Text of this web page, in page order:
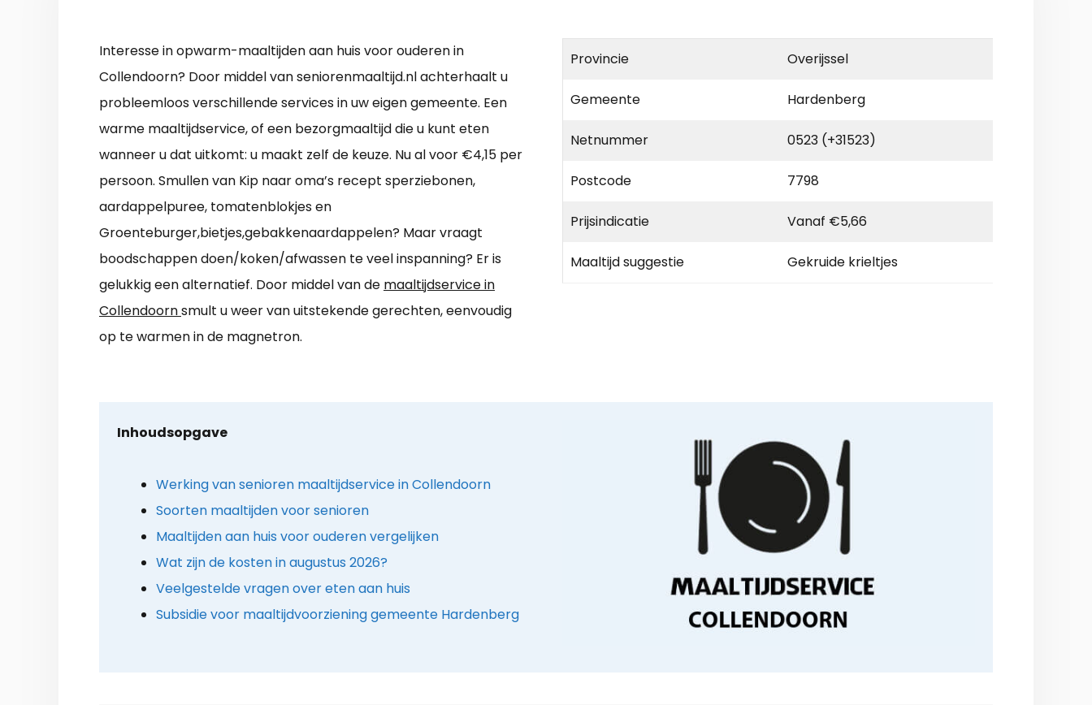
Interesse in opwarm-maaltijden aan huis voor ouderen in
Collendoorn? Door middel van seniorenmaaltijd.nl achterhaalt u
probleemloos verschillende services in uw eigen gemeente. Een
warme maaltijdservice, of een bezorgmaaltijd die u kunt eten
wanneer u dat uitkomt: u maakt zelf de keuze. Nu al voor €4,15 per
persoon. Smullen van Kip naar oma’s recept sperziebonen,
aardappelpuree, tomatenblokjes en
Groenteburger,bietjes,gebakkenaardappelen? Maar vraagt
boodschappen doen/koken/afwassen te veel inspanning? Er is
gelukkig een alternatief. Door middel van de maaltijdservice in
Collendoornsmult u weer van uitstekende gerechten, eenvoudig
op te warmen in de magnetron.
Provincie Overijssel
Gemeente Hardenberg
Netnummer 0523 (+31523)
Postcode 7798
Prijsindicatie Vanaf €5,66
Maaltijd suggestie Gekruide krieltjes
Inhoudsopgave
Werking van senioren maaltijdservice in Collendoorn
Soorten maaltijden voor senioren
Maaltijden aan huis voor ouderen vergelijken
Wat zijn de kosten in augustus 2026?
Veelgestelde vragen over eten aan huis
Subsidie voor maaltijdvoorziening gemeente Hardenberg